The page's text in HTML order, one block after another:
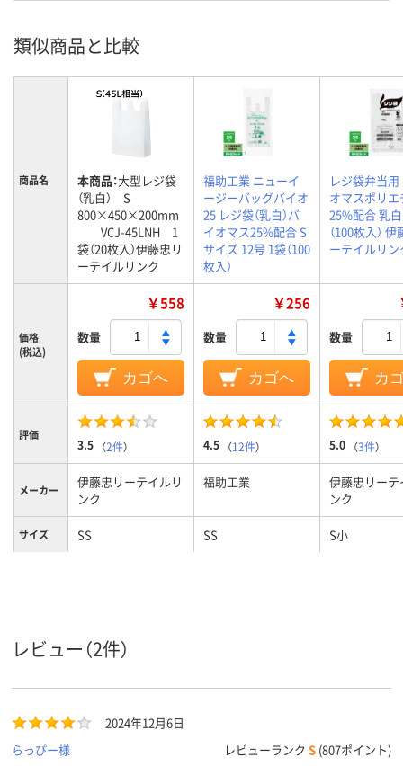
類似商品と比較
商品名 本商品：大型レジ袋
（乳白） S
800×450×200mm
VCJ-45LNH 1
袋（20枚入）伊藤忠リ
ーテイルリンク
福助工業 ニューイ
ージーバッグバイオ
25 レジ袋（乳白）バ
イオマス25%配合 S
サイズ 12号 1袋（100
枚入）
レジ袋弁当用
オマスポリ
25%配合 乳
（100枚入）
ーテイルリン
価格
(税込)
￥558
数量
カゴへ
￥256
数量
カゴへ
数量
カ
評価
3.5 （2件） 4.5 （12件） 5.0 （3件）
メーカー
伊藤忠リーテイルリ
ンク
福助工業
伊藤忠リーテ
ンク
サイズ SS SS S小
カラーグ
ループ
ホワイト系
吊り穴 無し
レビュー（2件）
2024年12月6日
らっぴー様
レビューランク S (807ポイント)